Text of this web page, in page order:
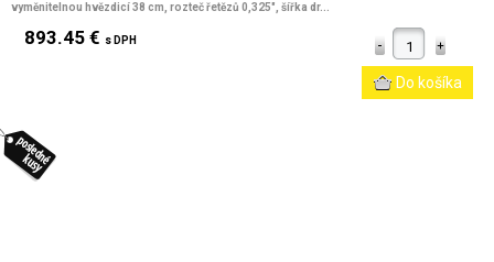
vyměnitelnou hvězdicí 38 cm, rozteč řetězů 0,325", šířka dr...
893.45 € s DPH